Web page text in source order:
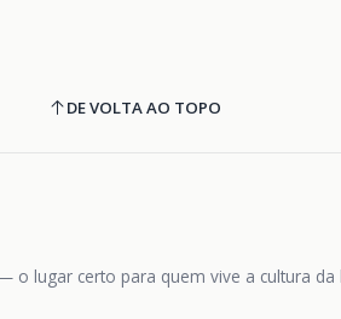
DE VOLTA AO TOPO
lugar certo para quem vive a cultura da